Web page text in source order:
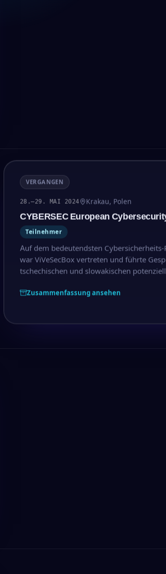
VERGANGEN
28.–29. MAI 2024 Krakau, Polen
CYBERSEC European
Teilnehmer
Auf dem bedeutendsten
war ViVeSecBox vertreten und führte
tschechischen und slowakischen
Zusammenfassung ansehen